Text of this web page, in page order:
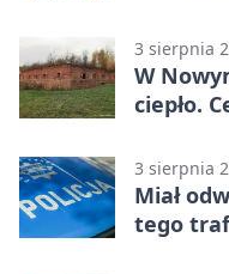
3 sierpnia
W
ciepło.
3 sierpnia
Miał
tego